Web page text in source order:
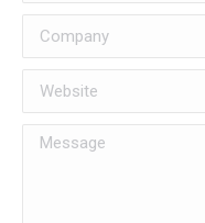
Company
Website
Message